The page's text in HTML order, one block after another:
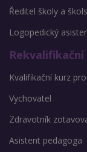
Ředitel školy a
Logopedický
Kvalifikační kurz
Vychovatel
Zdravotník
Asistent pedagoga